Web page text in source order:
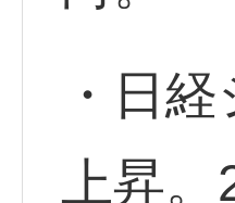
・日
上昇